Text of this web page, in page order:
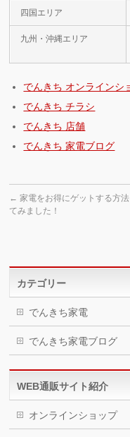
四国エリア
九州・沖縄エリア
でんきち オンラインシ
でんきち チラシ
でんきち 店舗
でんきち 家電ブログ
← 家電をお得にゲットする方
てみました！
カテゴリー
でんきち家電
でんきち家電ブログ
WEB通販サイト紹介
オンラインショップ